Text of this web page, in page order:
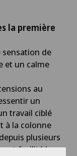
la première
sensation de
et un calme
au
un
travail ciblé
à la colonne
plusieurs
facilité le